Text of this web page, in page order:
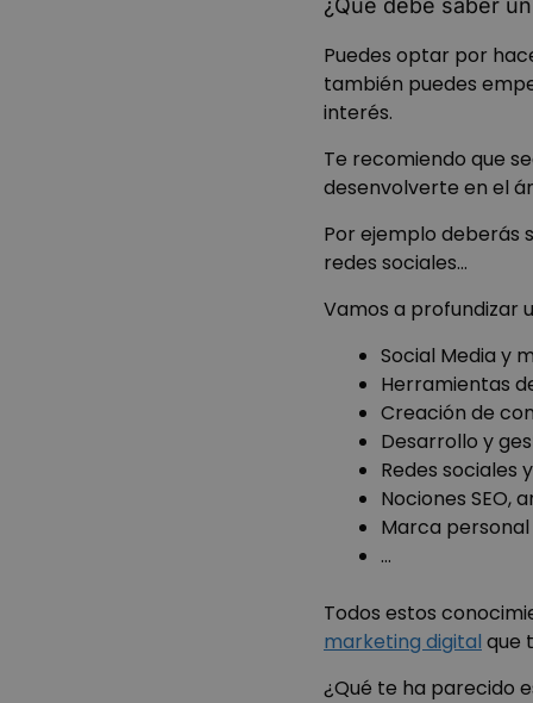
¿Qué debe saber
Puedes optar por
también puedes
interés.
Te recomiendo que
desenvolverte en el
Por ejemplo deberás
redes sociales…
Vamos a profundizar
Social Media y
Herramientas
Creación de
Desarrollo y
Redes sociales
Nociones SEO,
Marca personal
…
Todos estos
marketing digital que
¿Qué te ha parecido
__cf_bm
Nombre
_ga_8NV3VDT3LR
_clck
_ga_0M0Z8VTNVS
Nombre
_gcl_au
_fbp
Nombre
/
vuid
Inc.
_cfuvid
Nombre
prism_611583736
prism_611583736
__Secure-